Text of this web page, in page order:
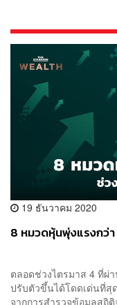
19 ธันวาคม 2020
8 หมวดหุ้นพุ่งแรงกว่า
ตลอดช่วงไตรมาส 4 ที่ผ่
ปรับตัวขึ้นได้โดดเด่นที่สุ
จากการสำรวจข้อมูลสถิ